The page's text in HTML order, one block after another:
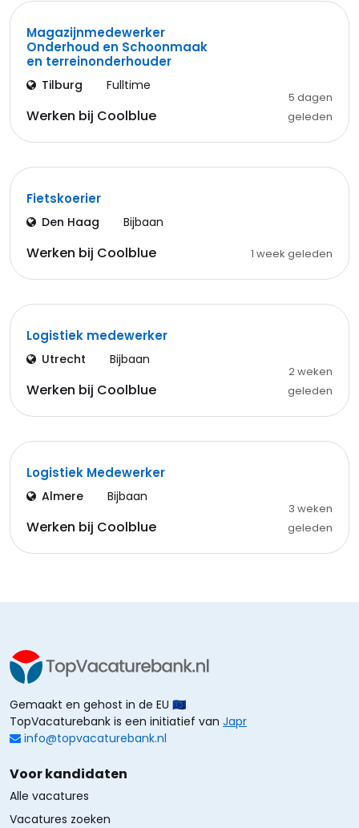
Magazijnmedewerker
Onderhoud en Schoonmaak
en terreinonderhouder
Tilburg Fulltime
Werken bij Coolblue
5 dagen
geleden
Fietskoerier
Den Haag Bijbaan
Werken bij Coolblue 1 week geleden
Logistiek medewerker
Utrecht Bijbaan
Werken bij Coolblue
2 weken
geleden
Logistiek Medewerker
Almere Bijbaan
Werken bij Coolblue
3 weken
geleden
Gemaakt en gehost in de EU 🇪🇺
TopVacaturebank is een initiatief van Japr
info@topvacaturebank.nl
Voor kandidaten
Alle vacatures
Vacatures zoeken